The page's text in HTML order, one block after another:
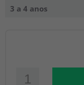
3 a 4 anos